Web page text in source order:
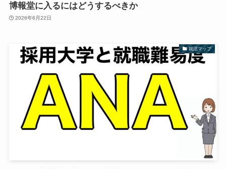
博報堂に入るにはどうするべきか
2026年6月22日
就活マップ